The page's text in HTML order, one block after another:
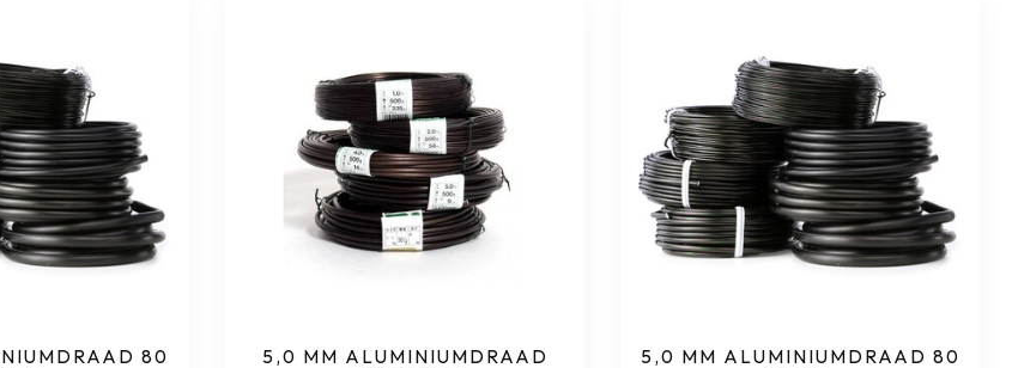
80
5,0 MM ALUMINIUMDRAAD
5,0 MM ALUMINIUMDRAAD 80